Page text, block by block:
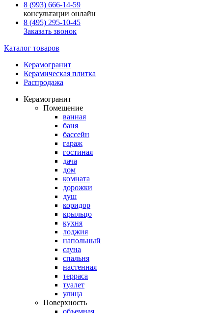
8 (993) 666-14-59
консультации онлайн
8 (495) 295-10-45
Заказать звонок
Каталог товаров
Керамогранит
Керамическая плитка
Распродажа
Керамогранит
Помещение
ванная
баня
бассейн
гараж
гостиная
дача
дом
комната
дорожки
душ
коридор
крыльцо
кухня
лоджия
напольный
сауна
спальня
настенная
терраса
туалет
улица
Поверхность
объемная